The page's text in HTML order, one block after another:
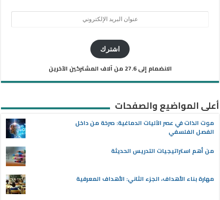
اشترك
الانضمام إلى 27.6 من آلاف المشتركين الآخرين
أعلى المواضيع والصفحات
موت الذات في عصر الآليات الدماغية: صرخة من داخل
الفصل الفلسفي
من أهم استراتيجيات التدريس الحديثة
مهارة بناء الأهداف، الجزء الثاني: الأهداف المعرفية